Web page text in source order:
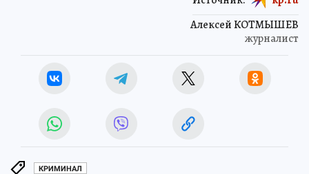
Алексей КОТМЫШЕВ
журналист
КРИМИНАЛ